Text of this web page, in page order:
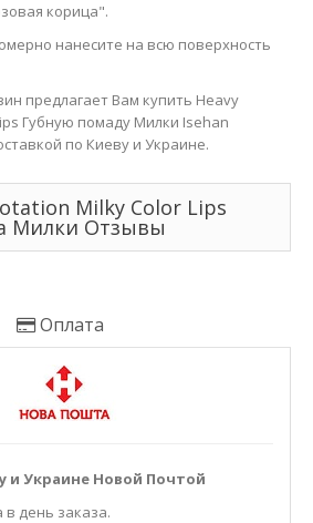
корица".
нанесите на всю поверхность
предлагает Вам купить Heavy
Губную помаду Милки Isehan
по Киеву и Украине.
Milky Color Lips
Милки Отзывы
Оплата
и Украине Новой Почтой
день заказа.